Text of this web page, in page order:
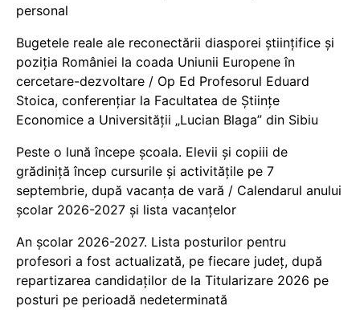
personal
Bugetele reale ale reconectării diasporei științifice și
poziția României la coada Uniunii Europene în
cercetare-dezvoltare / Op Ed Profesorul Eduard
Stoica, conferențiar la Facultatea de Științe
Economice a Universității „Lucian Blaga” din Sibiu
Peste o lună începe școala. Elevii și copiii de
grădiniță încep cursurile și activitățile pe 7
septembrie, după vacanța de vară / Calendarul anului
școlar 2026-2027 și lista vacanțelor
An școlar 2026-2027. Lista posturilor pentru
profesori a fost actualizată, pe fiecare județ, după
repartizarea candidaților de la Titularizare 2026 pe
posturi pe perioadă nedeterminată